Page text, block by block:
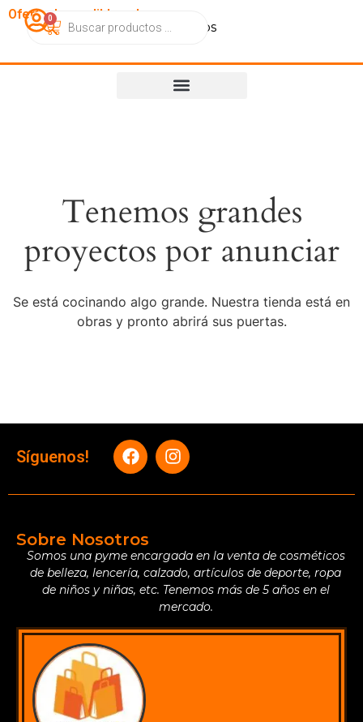
OfertasImperdibles.cl
CatálogoContactoNosotros
0
Tenemos grandes
proyectos por anunciar
Se está cocinando algo grande. Nuestra tienda está en
obras y pronto abrirá sus puertas.
Síguenos!
Sobre Nosotros
Somos una pyme encargada en la venta de cosméticos
de belleza, lencería, calzado, artículos de deporte, ropa
de niños y niñas, etc. Tenemos más de 5 años en el
mercado.